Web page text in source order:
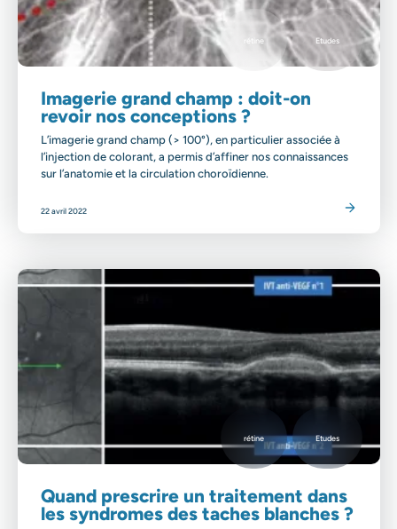
Etudes
rétine
Imagerie grand champ : doit-on
revoir nos conceptions ?
L’imagerie grand champ (> 100°), en particulier associée à
l’injection de colorant, a permis d’affiner nos connaissances
sur l’anatomie et la circulation choroïdienne.
22 avril 2022
Etudes
rétine
Quand prescrire un traitement dans
les syndromes des taches blanches ?